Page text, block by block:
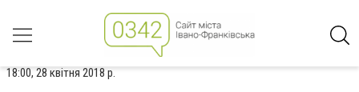
18:00, 28 квітня 2018 р.